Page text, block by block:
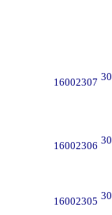
16002307
16002306
16002305